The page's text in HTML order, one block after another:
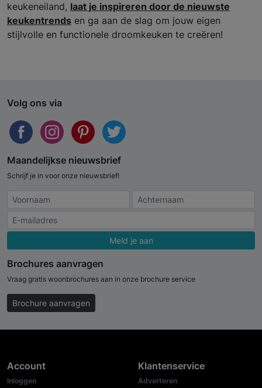
keukeneiland, laat je inspireren door de nieuwste
keukentrends en ga aan de slag om jouw eigen
stijlvolle en functionele droomkeuken te creëren!
Volg ons via
Maandelijkse nieuwsbrief
Schrijf je in voor onze nieuwsbrief!
Meld je aan
Brochures aanvragen
Vraag gratis woonbrochures aan in onze brochure service
Brochure aanvragen
Account
Inloggen
Klantenservice
Adverteren